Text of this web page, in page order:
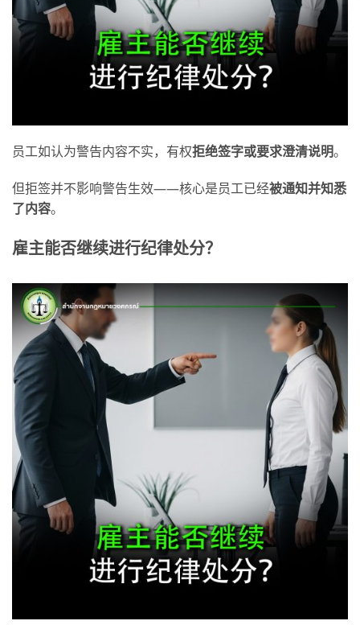
员工如认为警告内容不实，有权拒绝签字或要求澄清说明。
但拒签并不影响警告生效——核心是员工已经被通知并知悉
了内容。
雇主能否继续进行纪律处分？